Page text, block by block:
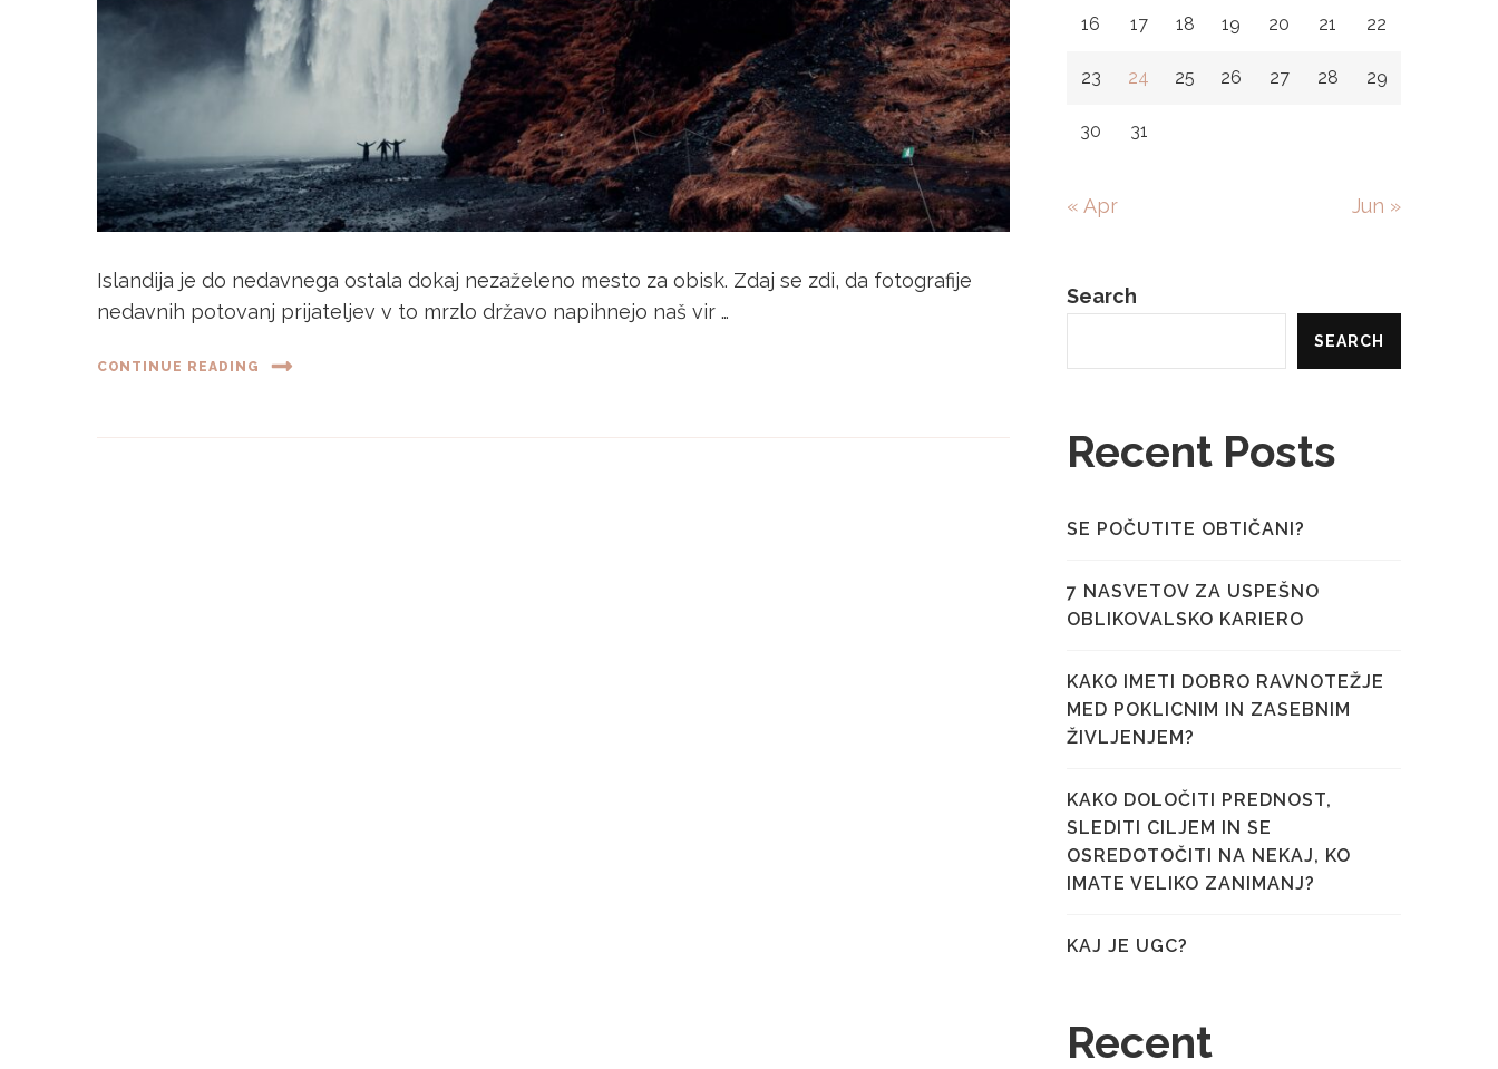
Islandija je do nedavnega ostala dokaj nezaželeno mesto za obisk. Zdaj se zdi, da fotografije
nedavnih potovanj prijateljev v to mrzlo državo napihnejo naš vir …
CONTINUE READING
16 17 18 19 20 21 22
23 24 25 26 27 28 29
30 31
« Apr Jun »
Search
SEARCH
Recent Posts
SE POČUTITE OBTIČANI?
7 NASVETOV ZA USPEŠNO
OBLIKOVALSKO KARIERO
KAKO IMETI DOBRO RAVNOTEŽJE
MED POKLICNIM IN ZASEBNIM
ŽIVLJENJEM?
KAKO DOLOČITI PREDNOST,
SLEDITI CILJEM IN SE
OSREDOTOČITI NA NEKAJ, KO
IMATE VELIKO ZANIMANJ?
KAJ JE UGC?
Recent